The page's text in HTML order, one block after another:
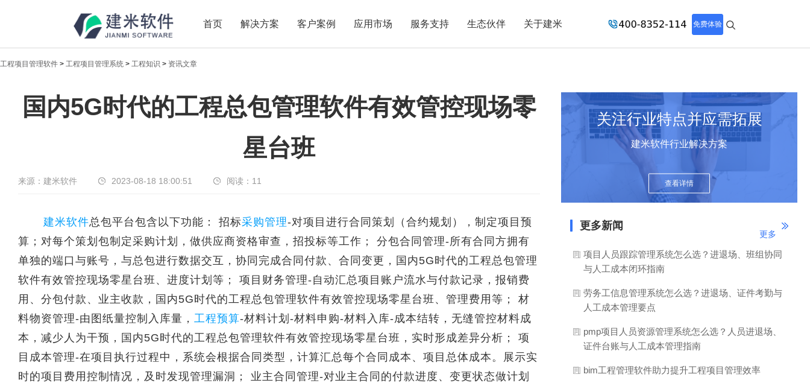
首页 解决方案 客户案例 应用市场 服务支持 生态伙伴 关于建米 免费体验
国内5G时代的工程总包管理软件有效管控现场零星台班
[db:关键字]
工程项目管理软件 > 工程项目管理系统 > 工程知识 > 资讯文章
国内5G时代的工程总包管理软件有效管控现场零
星台班
来源：建米软件 2023-08-18 18:00:51 阅读： 11
建米软件总包平台包含以下功能： 招标采购管理-对项目进行合同策划（合约规划），制定项目预
算；对每个策划包制定采购计划，做供应商资格审查，招投标等工作； 分包合同管理-所有合同方拥有
单独的端口与账号，与总包进行数据交互，协同完成合同付款、合同变更，国内5G时代的工程总包管理
软件有效管控现场零星台班、进度计划等； 项目财务管理-自动汇总项目账户流水与付款记录，报销费
用、分包付款、业主收款，国内5G时代的工程总包管理软件有效管控现场零星台班、管理费用等； 材
料物资管理-由图纸量控制入库量， 工程预算-材料计划-材料申购-材料入库-成本结转，无缝管控材料成
本，减少人为干预，国内5G时代的工程总包管理软件有效管控现场零星台班，实时形成差异分析； 项
目成本管理-在项目执行过程中，系统会根据合同类型，计算汇总每个合同成本、项目总体成本。展示实
时的项目费用控制情况，及时发现管理漏洞； 业主合同管理-对业主合同的付款进度、变更状态做计划
关注行业特点并应需拓展
建米软件行业解决方案
查看详情
更多新闻
更多
项目人员跟踪管理系统怎么选？进退场、班组协同
与人工成本闭环指南
劳务工信息管理系统怎么选？进退场、证件考勤与
人工成本管理要点
pmp项目人员资源管理系统怎么选？人员进退场、
证件台账与人工成本管理指南
bim工程管理软件助力提升工程项目管理效率